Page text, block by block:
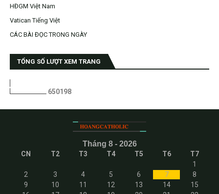
HĐGM Việt Nam
Vatican Tiếng Việt
CÁC BÀI ĐỌC TRONG NGÀY
TỔNG SỐ LƯỢT XEM TRANG
6501 98
Tháng 8 - 2026
CN T2 T3 T4 T5 T6
T7
1
2
3 4 5 6 7
8
9
10 11 12 13 14
15